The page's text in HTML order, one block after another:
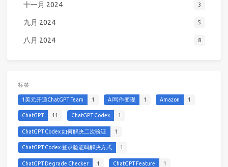
十一月 2024 3
九月 2024 5
八月 2024 8
标签
1美元开通ChatGPT Team 1 AI写作变现 1 Amazon 1
ChatGPT 11 ChatGPT Codex 1
ChatGPT Codex 如何解决二次验证 1
ChatGPT Codex 登录验证码解决方式 1
ChatGPT Degrade Checker 1 ChatGPT Feature 1